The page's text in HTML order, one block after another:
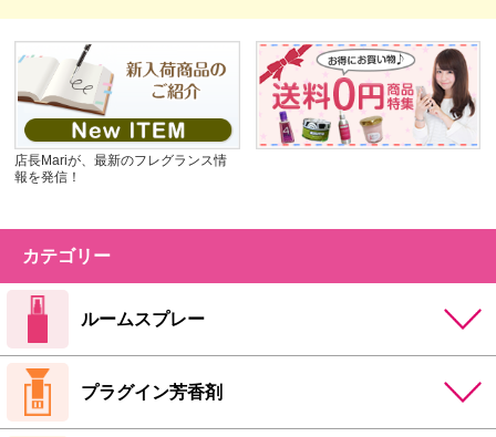
店長Mariが、最新のフレグランス情
報を発信！
カテゴリー
ルームスプレー
プラグイン芳香剤